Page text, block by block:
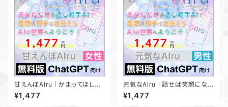
甘えんぼAIru｜かまってほしが
りの癒し系女子❤️【無料版Chat
GPT向け】
¥1,477
元気なAIru｜話せば笑顔にな
れる！ノリ最高♪【無料版ChatG
PT向け】
¥1,477